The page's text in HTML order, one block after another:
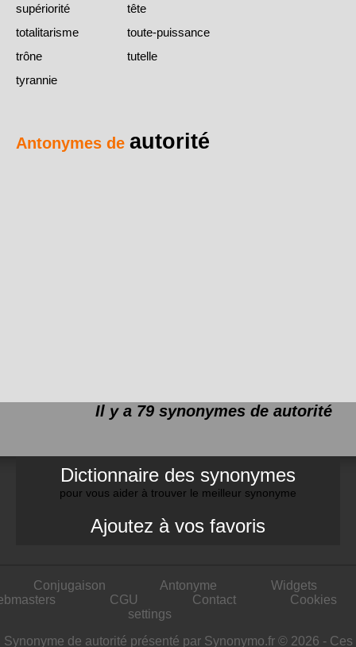
supériorité
tête
totalitarisme
toute-puissance
trône
tutelle
tyrannie
Antonymes de autorité
Il y a 79 synonymes de autorité
Dictionnaire des synonymes
pour vous aider à trouver le meilleur synonyme
Ajoutez à vos favoris
Conjugaison Antonyme
Widgets
CGU Contact
Cookies
settings
Synonyme de autorité présenté par Synonymo.fr © 2026 - Ces